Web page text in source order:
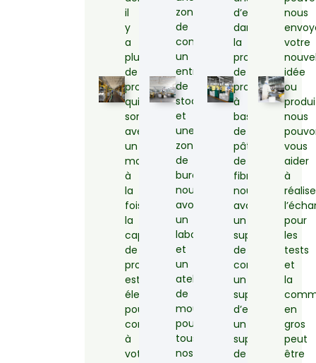
il
y
a
plus
de
produits
qui
sortent
avec
un
moule
à
la
fois,
la
capacité
de
production
est
élevée
pour
correspondre
à
votre
zone
de
contrôle,
un
entrepôt
de
stockage
et
une
zone
de
bureau,
nous
avons
un
laboratoire
et
un
atelier
de
moulage
pour
tous
nos
d’expérience
dans
la
production
de
produits
à
base
de
pâte
de
fibres,
nous
avons
un
support
de
conception,
un
support
d’emballage,
un
support
de
nous
votre
idée
ou
nous
vous
aider
à
pour
les
tests
et
la
en
gros
peut
être